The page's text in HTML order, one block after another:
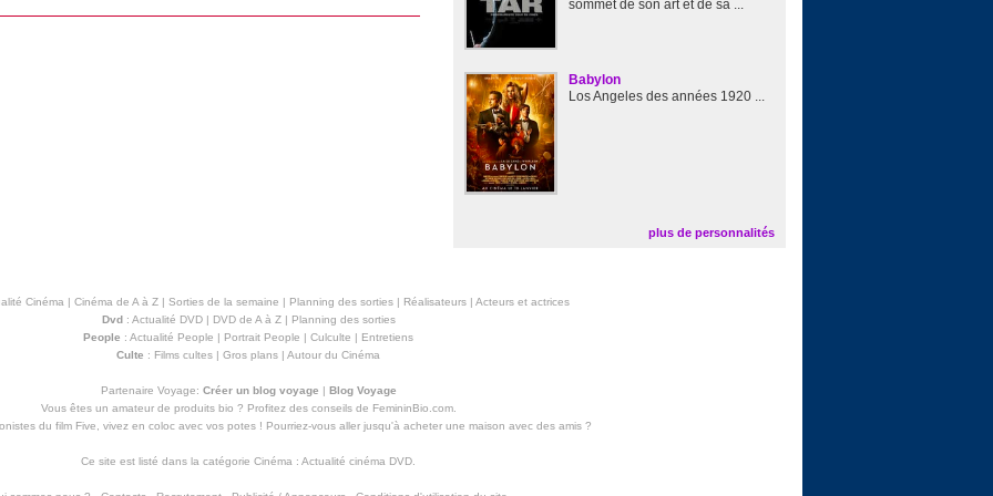
sommet de son art et de sa ...
Babylon
Los Angeles des années 1920 ...
plus de personnalités
Cinéma | Cinéma de A à Z| Sorties de la semaine | Planning des sorties| Réalisateurs| Acteurs et actrices
Dvd: Actualité DVD| DVD de A à Z| Planning des sorties
People : Actualité People | Portrait People | Culculte | Entretiens
Culte : Films cultes | Gros plans | Autour du Cinéma
Partenaire Voyage: Créer un blog voyage | Blog Voyage
Vous êtes un amateur de produits bio ? Profitez des conseils de FemininBio.com.
du film Five, vivez en coloc avec vos potes ! Pourriez-vous aller jusqu'à acheter une maison avec des amis?
Ce site est listé dans la catégorie Cinéma : Actualité cinéma DVD